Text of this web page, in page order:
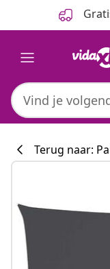
Terug naar: